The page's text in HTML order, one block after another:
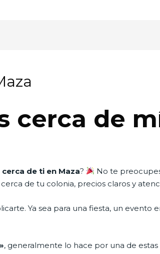
cerca de
de ti en Maza?
No te
de tu colonia, precios claros y
Ya sea para una fiesta, un evento
, generalmente lo hace por una de estas